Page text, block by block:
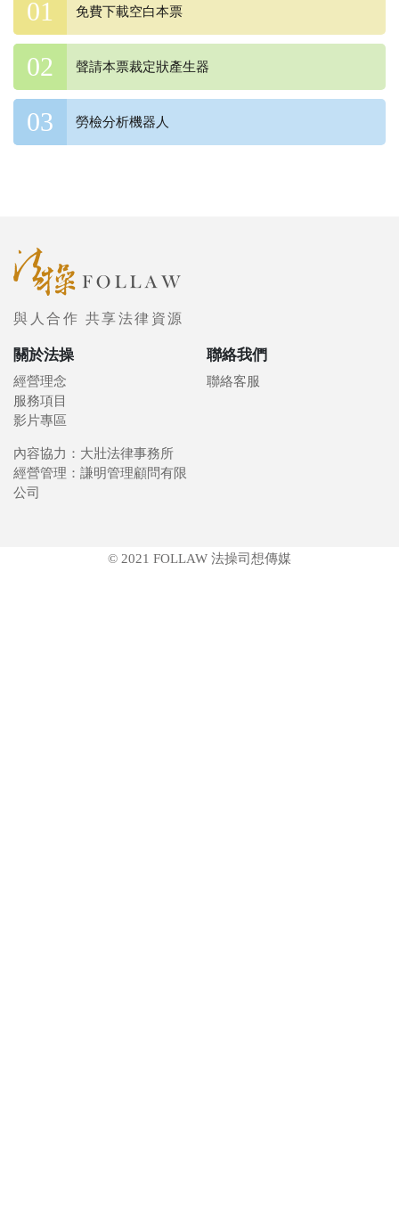
免費下載空白本票
聲請本票裁定狀產生器
勞檢分析機器人
與人合作 共享法律資源
關於法操
經營理念
服務項目
影片專區
聯絡我們
聯絡客服
內容協力：大壯法律事務所
經營管理：謙明管理顧問有限
公司
© 2021 FOLLAW 法操司想傳媒